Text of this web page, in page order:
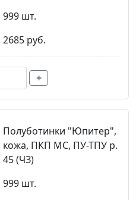
999 шт.
2685 руб.
+
Полуботинки "Юпитер",
кожа, ПКП МС, ПУ-ТПУ р.
45 (ЧЗ)
999 шт.